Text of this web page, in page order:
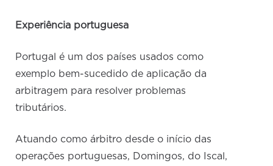
Experiência portuguesa
Portugal é um dos países usados como
exemplo bem-sucedido de aplicação da
arbitragem para resolver problemas
tributários.
Atuando como árbitro desde o início das
operações portuguesas, Domingos, do Iscal,